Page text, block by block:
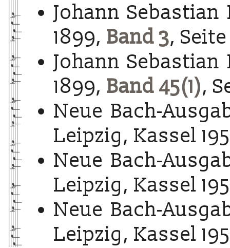
Johann Sebastian
1899, Band 3, Seite
Johann Sebastian
1899, Band 45(1),
Neue Bach-
Leipzig, Kassel
Neue Bach-
Leipzig, Kassel
Neue Bach-
Leipzig, Kassel